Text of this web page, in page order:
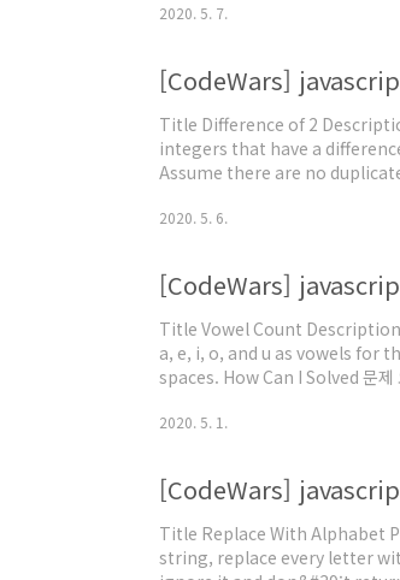
Write..
2020. 5. 7.
[CodeWars]
Title Difference of 2
integers that have a
Assume there are no
2020. 5. 6.
[CodeWars]
Title Vowel Count
a, e, i, o, and u as vowels
spaces. How Can I Solved 문제
가지가 있다. split() 메서드로 문자
2020. 5. 1.
[CodeWars]
Title Replace With Alphabet
string, replace every letter